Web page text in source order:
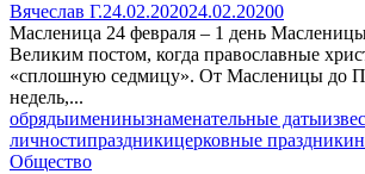
Вячеслав Г.24.02.202024.02.20200
Масленица 24 февраля – 1 день
Великим постом, когда православные
«сплошную седмицу». От Масленицы до
недель,...
обрядыименинызнаменательные даты
личностипраздникицерковные праздники
Общество